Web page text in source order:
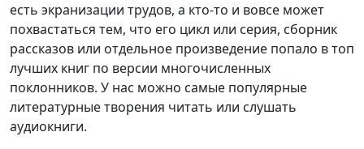
есть экранизации трудов, а кто-то и вовсе может
похвастаться тем, что его цикл или серия, сборник
рассказов или отдельное произведение попало в топ
лучших книг по версии многочисленных
поклонников. У нас можно самые популярные
литературные творения читать или слушать
аудиокниги.